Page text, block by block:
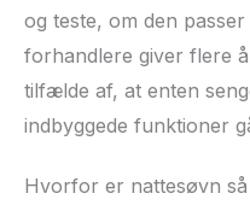
og teste, om den
forhandlere giver flere
tilfælde af, at enten
indbyggede funktioner
Hvorfor er nattesøvn så